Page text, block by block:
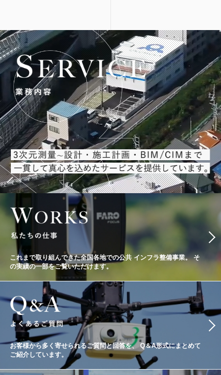
これまで取り組んできた全国各地での公共 インフラ整備事業。そ
の実績の一部をご覧いただけます。
お客様から多く寄せられるご質問と回答を、 Q＆A形式にまとめて
ご紹介しています。